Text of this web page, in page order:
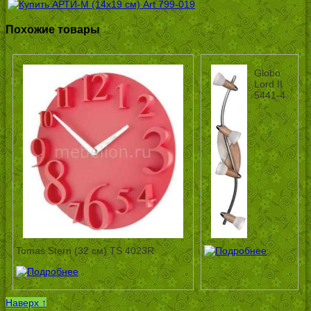
Похожие товары
Tomas Stern (32 см) TS 4023R
Globo
Lord II
5441-4
Наверх ↑